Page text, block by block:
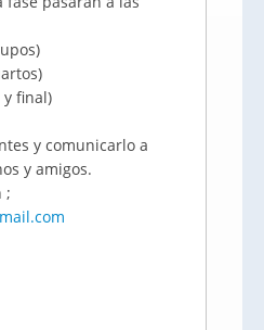
y final)
y comunicarlo a
y amigos.
;